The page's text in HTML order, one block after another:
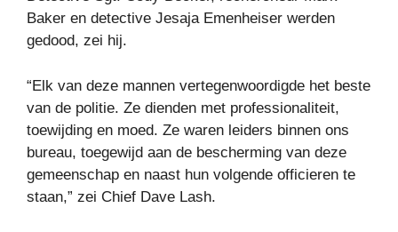
Baker en detective Jesaja Emenheiser werden
gedood, zei hij.
“Elk van deze mannen vertegenwoordigde het beste
van de politie. Ze dienden met professionaliteit,
toewijding en moed. Ze waren leiders binnen ons
bureau, toegewijd aan de bescherming van deze
gemeenschap en naast hun volgende officieren te
staan,” zei Chief Dave Lash.